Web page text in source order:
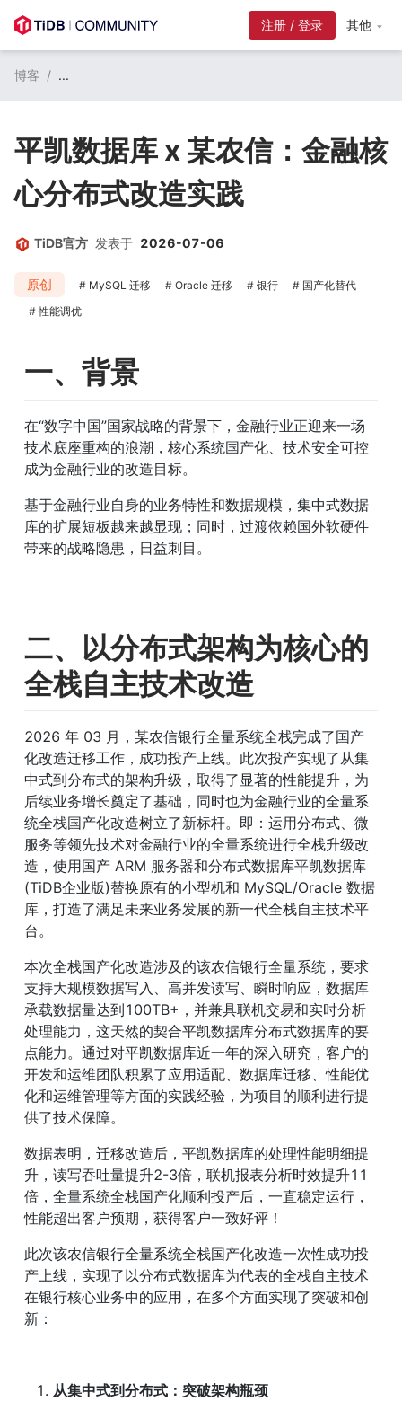
注册 / 登录 其他
博客 / ...
平凯数据库 x 某农信：金融核
心分布式改造实践
TiDB官方 发表于 2026-07-06
原创 MySQL 迁移 Oracle 迁移 银行
国产化替代
性能调优
一、背景
在“数字中国”国家战略的背景下，金融行业正迎来一场
技术底座重构的浪潮，核心系统国产化、技术安全可控
成为金融行业的改造目标。
基于金融行业自身的业务特性和数据规模，集中式数据
库的扩展短板越来越显现；同时，过渡依赖国外软硬件
带来的战略隐患，日益刺目。
二、以分布式架构为核心的
全栈自主技术改造
2026 年 03 月，某农信银行全量系统全栈完成了国产
化改造迁移工作，成功投产上线。此次投产实现了从集
中式到分布式的架构升级，取得了显著的性能提升，为
后续业务增长奠定了基础，同时也为金融行业的全量系
统全栈国产化改造树立了新标杆。即：运用分布式、微
服务等领先技术对金融行业的全量系统进行全栈升级改
造，使用国产 ARM 服务器和分布式数据库平凯数据库
(TiDB企业版)替换原有的小型机和 MySQL/Oracle 数据
库，打造了满足未来业务发展的新一代全栈自主技术平
台。
本次全栈国产化改造涉及的该农信银行全量系统，要求
支持大规模数据写入、高并发读写、瞬时响应，数据库
承载数据量达到100TB+，并兼具联机交易和实时分析
处理能力，这天然的契合平凯数据库分布式数据库的要
点能力。通过对平凯数据库近一年的深入研究，客户的
开发和运维团队积累了应用适配、数据库迁移、性能优
化和运维管理等方面的实践经验，为项目的顺利进行提
供了技术保障。
数据表明，迁移改造后，平凯数据库的处理性能明细提
升，读写吞吐量提升2-3倍，联机报表分析时效提升11
倍，全量系统全栈国产化顺利投产后，一直稳定运行，
性能超出客户预期，获得客户一致好评！
此次该农信银行全量系统全栈国产化改造一次性成功投
产上线，实现了以分布式数据库为代表的全栈自主技术
在银行核心业务中的应用，在多个方面实现了突破和创
新：
从集中式到分布式：突破架构瓶颈